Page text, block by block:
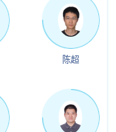
陈超